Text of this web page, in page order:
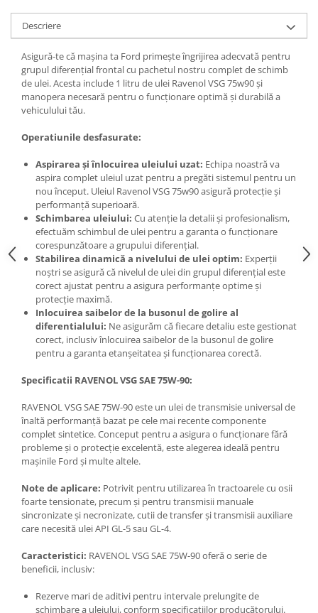
Descriere
Asigură-te că mașina ta Ford primește îngrijirea adecvată pentru
grupul diferențial frontal cu pachetul nostru complet de schimb
de ulei. Acesta include 1 litru de ulei Ravenol VSG 75w90 și
manopera necesară pentru o funcționare optimă și durabilă a
vehiculului tău.
Operatiunile desfasurate:
Aspirarea și înlocuirea uleiului uzat: Echipa noastră va
aspira complet uleiul uzat pentru a pregăti sistemul pentru un
nou început. Uleiul Ravenol VSG 75w90 asigură protecție și
performanță superioară.
Schimbarea uleiului: Cu atenție la detalii și profesionalism,
efectuăm schimbul de ulei pentru a garanta o funcționare
corespunzătoare a grupului diferențial.
Stabilirea dinamică a nivelului de ulei optim: Experții
noștri se asigură că nivelul de ulei din grupul diferențial este
corect ajustat pentru a asigura performanțe optime și
protecție maximă.
Inlocuirea saibelor de la busonul de golire al
diferentialului: Ne asigurăm că fiecare detaliu este gestionat
corect, inclusiv înlocuirea saibelor de la busonul de golire
pentru a garanta etanșeitatea și funcționarea corectă.
Specificatii RAVENOL VSG SAE 75W-90:
RAVENOL VSG SAE 75W-90 este un ulei de transmisie universal de
înaltă performanță bazat pe cele mai recente componente
complet sintetice. Conceput pentru a asigura o funcționare fără
probleme și o protecție excelentă, este alegerea ideală pentru
mașinile Ford și multe altele.
Note de aplicare: Potrivit pentru utilizarea în tractoarele cu osii
foarte tensionate, precum și pentru transmisii manuale
sincronizate și necronizate, cutii de transfer și transmisii auxiliare
care necesită ulei API GL-5 sau GL-4.
Caracteristici: RAVENOL VSG SAE 75W-90 oferă o serie de
beneficii, inclusiv:
Rezerve mari de aditivi pentru intervale prelungite de
schimbare a uleiului, conform specificațiilor producătorului.